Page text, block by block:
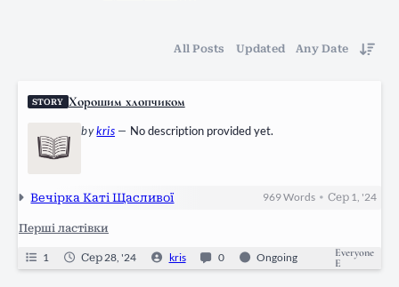
All Posts Updated Any Date
STORY Хорошим хлопчиком
bykris — No description provided yet.
Вечірка Каті Щасливої 969Words •Сер 1, '24
Перші ластівки
1 Сер 28, '24 kris 0 Ongoing
Everyone
E